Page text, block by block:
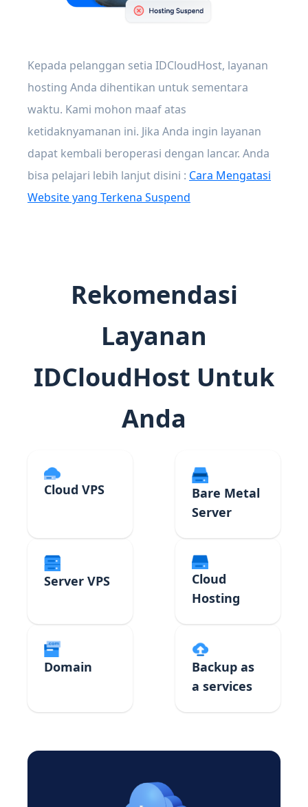
Kepada pelanggan setia IDCloudHost, layanan
hosting Anda dihentikan untuk sementara
waktu. Kami mohon maaf atas
ketidaknyamanan ini. Jika Anda ingin layanan
dapat kembali beroperasi dengan lancar. Anda
bisa pelajari lebih lanjut disini : Cara Mengatasi
Website yang Terkena Suspend
Rekomendasi
Layanan
IDCloudHost Untuk
Anda
Cloud VPS
Bare Metal
Server
Server VPS
Cloud
Hosting
Domain
Backup as
a services